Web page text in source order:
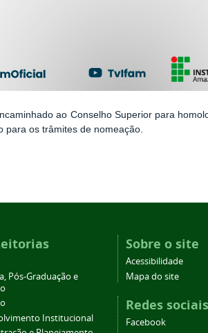
ao Conselho Superior para
para os trâmites de nomeação.
Pós-Graduação e
Institucional
Sobre o site
Acessibilidade
Mapa do site
Redes sociais
Facebook